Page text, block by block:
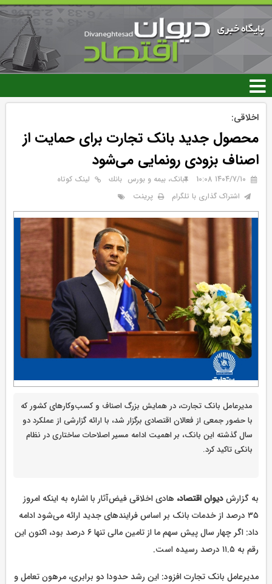
رفتن
محتوای
اصلی
اخلاقی:
محصول جدید بانک تجارت برای حمایت از
اصناف بزودی رونمایی می‌شود
۱۴۰۴/۷/۱۰ 10:08 بانک، بیمه و بورس بانك
لینک کوتاه
اشتراک گذاری با تلگرام
پرینت
مدیرعامل بانک تجارت، در همایش بزرگ اصناف و کسب‌وکارهای کشور که
با حضور جمعی از فعالان اقتصادی برگزار شد، با ارائه گزارشی از عملکرد دو
سال گذشته این بانک، بر اهمیت ادامه مسیر اصلاحات ساختاری در نظام
بانکی تاکید کرد.
به گزارشدیوان اقتصاد، هادی اخلاقی فیض‌آثار با اشاره به اینکه امروز
۳۵ درصد از خدمات بانک بر اساس فرایندهای جدید ارائه می‌شود ادامه
داد: اگر چهار سال پیش سهم ما از تامین مالی تنها ۶ درصد بود، اکنون این
رقم به ۱۱.۵ درصد رسیده است.
مدیرعامل بانک تجارت افزود: این رشد حدودا دو برابری، مرهون تعامل و